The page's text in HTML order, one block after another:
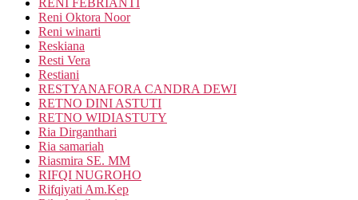
RENI FEBRIANTI
Reni Oktora Noor
Reni winarti
Reskiana
Resti Vera
Restiani
RESTYANAFORA CANDRA DEWI
RETNO DINI ASTUTI
RETNO WIDIASTUTY
Ria Dirganthari
Ria samariah
Riasmira SE. MM
RIFQI NUGROHO
Rifqiyati Am.Kep